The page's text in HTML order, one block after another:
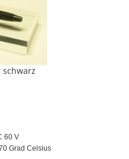
schwarz
60 V
Grad Celsius